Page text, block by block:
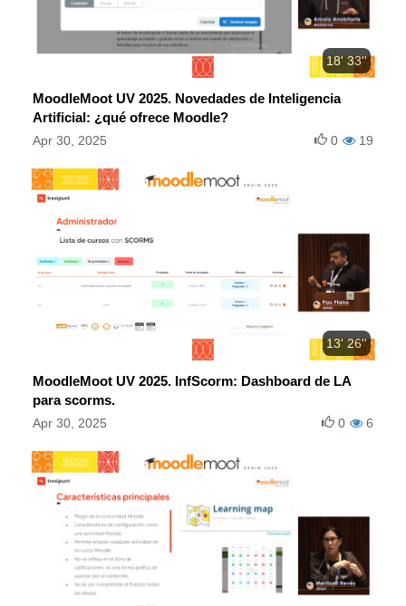
18' 33''
MoodleMoot UV 2025. Novedades de Inteligencia
Artificial: ¿qué ofrece Moodle?
Apr 30, 2025 19
0
13' 26''
MoodleMoot UV 2025. InfScorm: Dashboard de LA
para scorms.
Apr 30, 2025 6
0